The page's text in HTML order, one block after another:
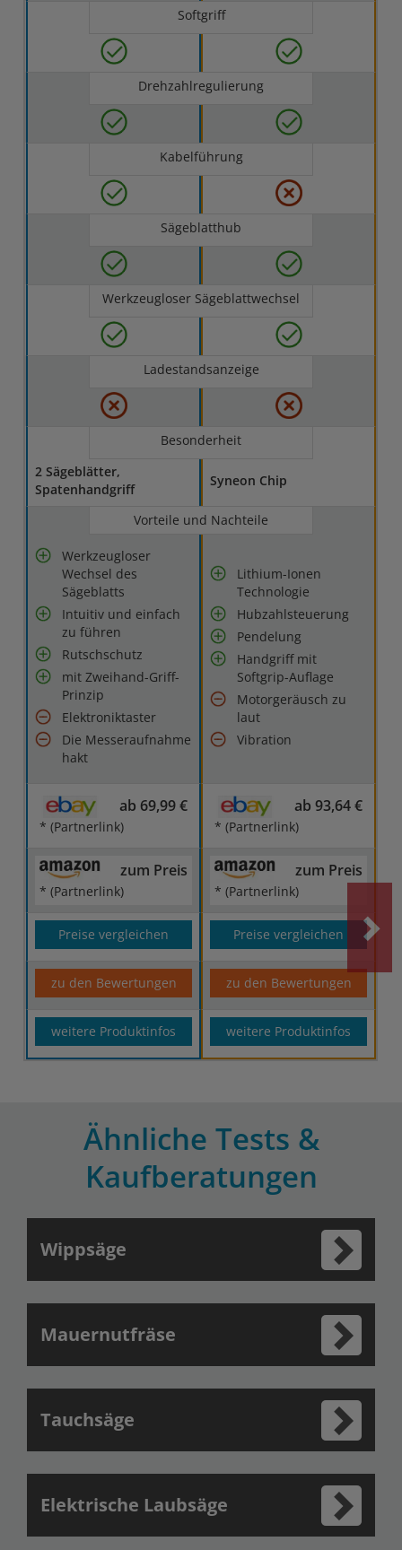
Softgriff
Drehzahlregulierung
Kabelführung
Sägeblatthub
Werkzeugloser Sägeblattwechsel
Ladestandsanzeige
Besonderheit
2 Sägeblätter,
Spatenhandgriff
Syneon Chip
Vorteile und Nachteile
Werkzeugloser
Wechsel des
Sägeblatts
Intuitiv und einfach
zu führen
Rutschschutz
mit Zweihand-Griff-
Prinzip
Elektroniktaster
Die Messeraufnahme
hakt
Lithium-Ionen
Technologie
Hubzahlsteuerung
Pendelung
Handgriff mit
Softgrip-Auflage
Motorgeräusch zu
laut
Vibration
ab 69,99 €
* (Partnerlink)
ab 93,64 €
* (Partnerlink)
zum Preis
* (Partnerlink)
zum Preis
* (Partnerlink)
Preise vergleichen Preise vergleichen
zu den Bewertungen zu den Bewertungen
weitere Produktinfos weitere Produktinfos
Ähnliche Tests &
Kaufberatungen
Wippsäge
Mauernutfräse
Tauchsäge
Elektrische Laubsäge